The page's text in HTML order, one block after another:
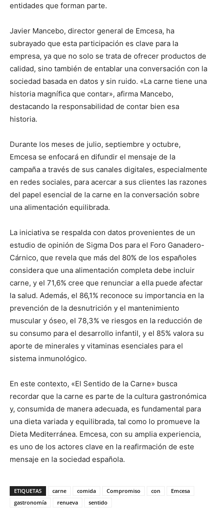
entidades que forman parte.
Javier Mancebo, director general de Emcesa, ha
subrayado que esta participación es clave para la
empresa, ya que no solo se trata de ofrecer productos de
calidad, sino también de entablar una conversación con la
sociedad basada en datos y sin ruido. «La carne tiene una
historia magnífica que contar», afirma Mancebo,
destacando la responsabilidad de contar bien esa
historia.
Durante los meses de julio, septiembre y octubre,
Emcesa se enfocará en difundir el mensaje de la
campaña a través de sus canales digitales, especialmente
en redes sociales, para acercar a sus clientes las razones
del papel esencial de la carne en la conversación sobre
una alimentación equilibrada.
La iniciativa se respalda con datos provenientes de un
estudio de opinión de Sigma Dos para el Foro Ganadero-
Cárnico, que revela que más del 80% de los españoles
considera que una alimentación completa debe incluir
carne, y el 71,6% cree que renunciar a ella puede afectar
la salud. Además, el 86,1% reconoce su importancia en la
prevención de la desnutrición y el mantenimiento
muscular y óseo, el 78,3% ve riesgos en la reducción de
su consumo para el desarrollo infantil, y el 85% valora su
aporte de minerales y vitaminas esenciales para el
sistema inmunológico.
En este contexto, «El Sentido de la Carne» busca
recordar que la carne es parte de la cultura gastronómica
y, consumida de manera adecuada, es fundamental para
una dieta variada y equilibrada, tal como lo promueve la
Dieta Mediterránea. Emcesa, con su amplia experiencia,
es uno de los actores clave en la reafirmación de este
mensaje en la sociedad española.
ETIQUETAS carne comida Compromiso con
Emcesa
gastronomía
renueva sentido